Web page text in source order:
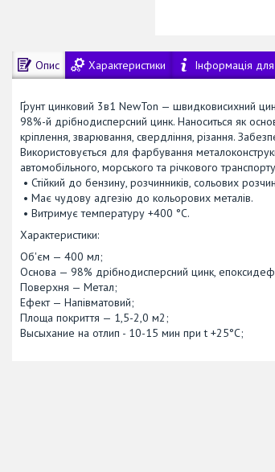
Опис Характеристики Інформація
Ґрунт цинковий 3в1 NewTon — швидковисихний
98%-й дрібнодисперсний цинк. Наноситься як
кріплення, зварювання, свердління, різання.
Використовується для фарбування
автомобільного, морського та річкового
• Стійкий до бензину, розчинників, сольових
• Має чудову адгезію до кольорових металів.
• Витримує температуру +400 °C.
Характеристики:
Об'єм — 400 мл;
Основа — 98% дрібнодисперсний цинк,
Поверхня — Метал;
Ефект — Напівматовий;
Площа покриття — 1,5-2,0 м2;
Высыхание на отлип - 10-15 мин при t +25°С;